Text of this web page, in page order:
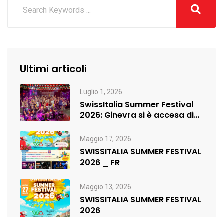
Ultimi articoli
Luglio 1, 2026
SwissItalia Summer Festival
2026: Ginevra si è accesa di
Maggio 17, 2026
SWISSITALIA SUMMER FESTIVAL
2026 _ FR
Maggio 13, 2026
SWISSITALIA SUMMER FESTIVAL
2026